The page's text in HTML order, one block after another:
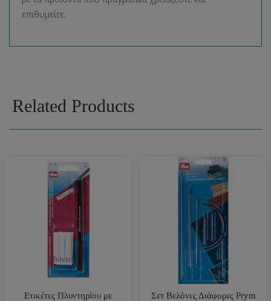
επιθυμείτε.
Related Products
Ετικέτες Πλυντηρίου με
Σετ Βελόνες Διάφορες Prym